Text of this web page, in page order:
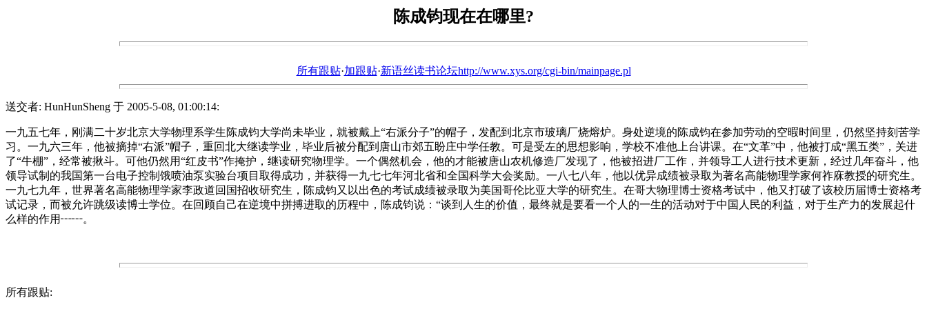
陈成钧现在在哪里?
所有跟贴·加跟贴·新语丝读书论坛http://www.xys.org/cgi-bin/mainpage.pl
送交者: HunHunSheng 于 2005-5-08, 01:00:14:
一九五七年，刚满二十岁北京大学物理系学生陈成钧大学尚未毕业，就被戴上“右派分子”的帽子，发配到北京市玻璃厂烧熔炉。身处逆境的陈成钧在参加劳动的空暇时间里，仍然坚持刻苦学
习。一九六三年，他被摘掉“右派”帽子，重回北大继读学业，毕业后被分配到唐山市郊五盼庄中学任教。可是受左的思想影响，学校不准他上台讲课。在“文革”中，他被打成“黑五类”，关进
了“牛棚”，经常被揪斗。可他仍然用“红皮书”作掩护，继读研究物理学。一个偶然机会，他的才能被唐山农机修造厂发现了，他被招进厂工作，并领导工人进行技术更新，经过几年奋斗，他
领导试制的我国第一台电子控制饿喷油泵实验台项目取得成功，并获得一九七七年河北省和全国科学大会奖励。一八七八年，他以优异成绩被录取为著名高能物理学家何祚庥教授的研究生。
一九七九年，世界著名高能物理学家李政道回国招收研究生，陈成钧又以出色的考试成绩被录取为美国哥伦比亚大学的研究生。在哥大物理博士资格考试中，他又打破了该校历届博士资格考
试记录，而被允许跳级读博士学位。在回顾自己在逆境中拼搏进取的历程中，陈成钧说：“谈到人生的价值，最终就是要看一个人的一生的活动对于中国人民的利益，对于生产力的发展起什
么样的作用┅┅。
所有跟贴: